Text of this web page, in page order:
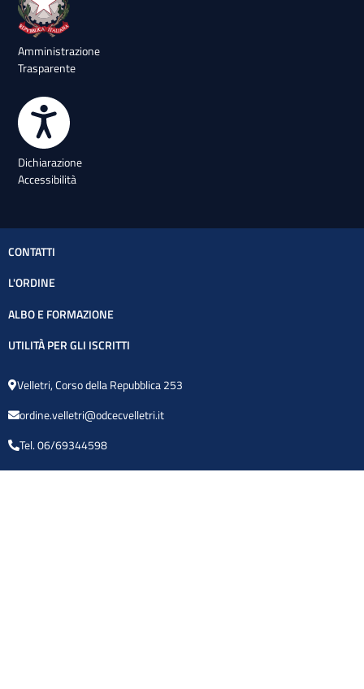
Amministrazione
Trasparente
Dichiarazione
Accessibilità
CONTATTI
L'ORDINE
ALBO E FORMAZIONE
UTILITÀ PER GLI ISCRITTI
Velletri, Corso della Repubblica 253
ordine.velletri@odcecvelletri.it
Tel. 06/69344598